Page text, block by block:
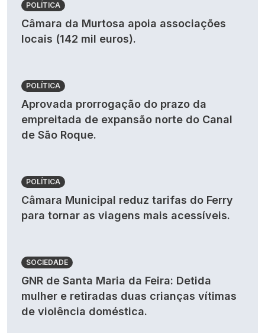
POLÍTICA
Câmara da Murtosa apoia associações
locais (142 mil euros).
POLÍTICA
Aprovada prorrogação do prazo da
empreitada de expansão norte do Canal
de São Roque.
POLÍTICA
Câmara Municipal reduz tarifas do Ferry
para tornar as viagens mais acessíveis.
SOCIEDADE
GNR de Santa Maria da Feira: Detida
mulher e retiradas duas crianças vítimas
de violência doméstica.